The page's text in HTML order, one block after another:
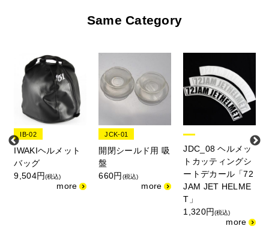
Same Category
IB-02
IWAKIヘルメット
バッグ
9,504円(税込)
JCK-01
開閉シールド用 吸
盤
660円 (税込)
JDC_08 ヘルメッ
トカッティングシ
ートデカール「72
JAM JET HELME
T」
1,320円(税込)